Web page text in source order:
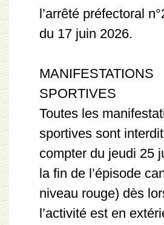
l’arrêté préfectoral
du 17 juin 2026.
MANIFESTATIONS
SPORTIVES
Toutes les
sportives sont
compter du jeudi 25
la fin de l’épisode
niveau rouge) dès
l’activité est en